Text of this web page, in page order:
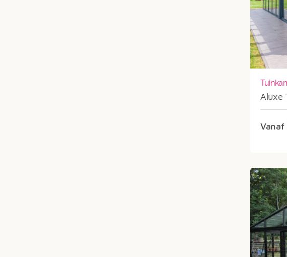
Aluxe
Vanaf